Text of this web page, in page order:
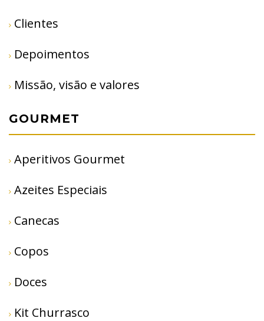
Clientes
Depoimentos
Missão, visão e valores
GOURMET
Aperitivos Gourmet
Azeites Especiais
Canecas
Copos
Doces
Kit Churrasco